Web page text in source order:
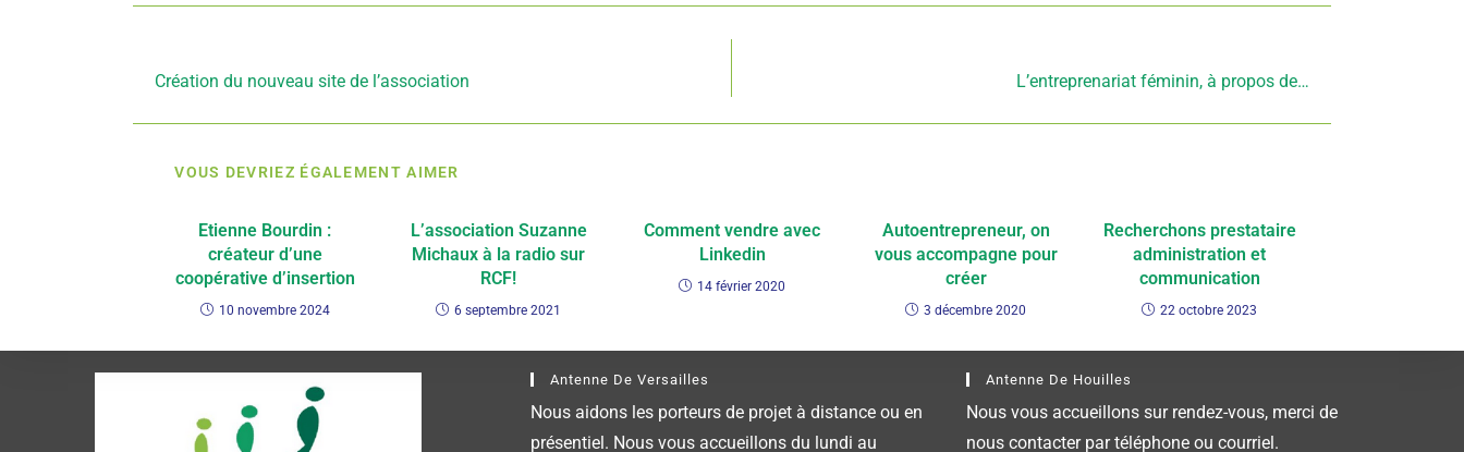
Création du nouveau site de l’association
L’entreprenariat féminin, à propos de…
VOUS DEVRIEZ ÉGALEMENT AIMER
Etienne Bourdin :
créateur d’une
coopérative d’insertion
10 novembre 2024
L’association Suzanne
Michaux à la radio sur
RCF!
6 septembre 2021
Comment vendre avec
Linkedin
14 février 2020
Autoentrepreneur, on
vous accompagne pour
créer
3 décembre 2020
Recherchons prestataire
administration et
communication
22 octobre 2023
Antenne De Versailles
Nous aidons les porteurs de projet à distance ou en
présentiel. Nous vous accueillons du lundi au
Antenne De Houilles
Nous vous accueillons sur rendez-vous, merci de
nous contacter par téléphone ou courriel.